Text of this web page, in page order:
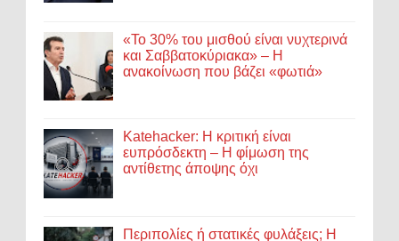
«Το 30% του μισθού είναι νυχτερινά
και Σαββατοκύριακα» – Η
ανακοίνωση που βάζει «φωτιά»
Katehacker: Η κριτική είναι
ευπρόσδεκτη – Η φίμωση της
αντίθετης άποψης όχι
Περιπολίες ή στατικές φυλάξεις; Η